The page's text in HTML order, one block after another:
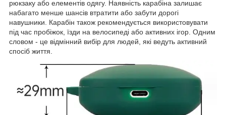
рюкзаку або елементів одягу. Наявність карабіна залишає
набагато менше шансів втратити або забути дорогі
навушники. Карабін також рекомендується використовувати
під час пробіжок, їзди на велосипеді або активних ігор. Одним
словом - це відмінний вибір для людей, які ведуть активний
спосіб життя.